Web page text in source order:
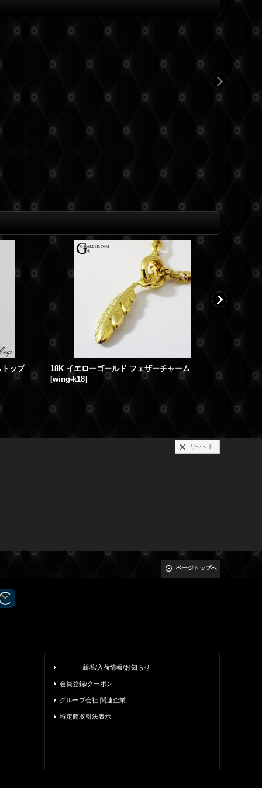
ップ
18K イエローゴールド フェザーチャーム
[wing-k18] crsph-
リセット
ページトップへ
====== 新着/入荷情報/お知らせ ======
会員登録/クーポン
グループ会社|関連企業
特定商取引法表示